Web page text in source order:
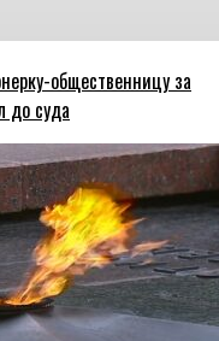
общественницу за
до суда